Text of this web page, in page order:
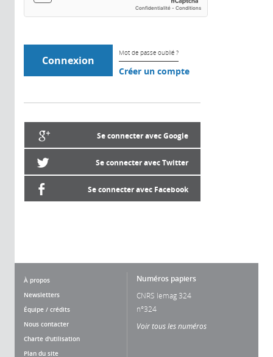
Mot de passe oublié ?
Créer un compte
Se connecter avec Google
Se connecter avec Twitter
Se connecter avec Facebook
À propos
Newsletters
Équipe / crédits
Nous contacter
Charte d'utilisation
Plan du site
Numéros papiers
CNRS lemag 324
n°324
Voir tous les numéros